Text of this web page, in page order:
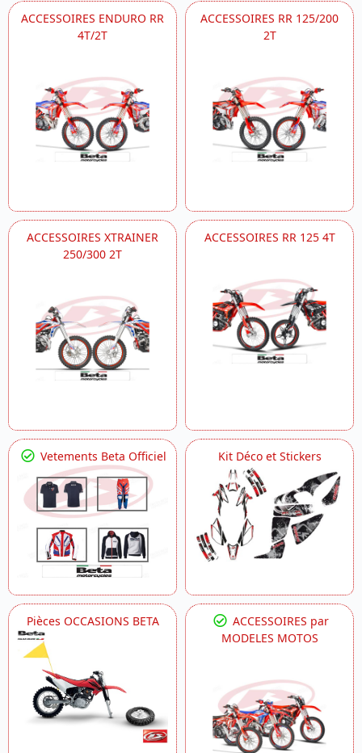
ACCESSOIRES ENDURO RR
4T/2T
ACCESSOIRES RR 125/200
2T
ACCESSOIRES XTRAINER
250/300 2T
ACCESSOIRES RR 125 4T
Vetements Beta Officiel Kit Déco et Stickers
Pièces OCCASIONS BETA
ACCESSOIRES par
MODELES MOTOS